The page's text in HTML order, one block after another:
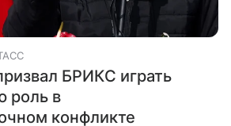
БРИКС играть
роль в
конфликте